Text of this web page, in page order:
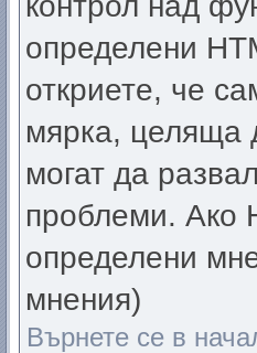
определени
откриете, че
мярка, целяща
могат да
проблеми. Ако
определени
мнения)
Върнете се в